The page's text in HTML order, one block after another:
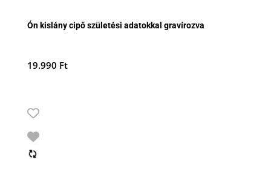
Ón kislány cipő születési adatokkal gravírozva
19.990 Ft